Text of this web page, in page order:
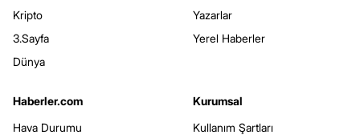
Kripto
3.Sayfa
Dünya
Yazarlar
Yerel Haberler
Haberler.com
Hava Durumu
Kurumsal
Kullanım Şartları